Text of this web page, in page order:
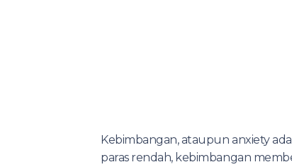
Kebimbangan, ataupun anxiety
paras rendah, kebimbangan